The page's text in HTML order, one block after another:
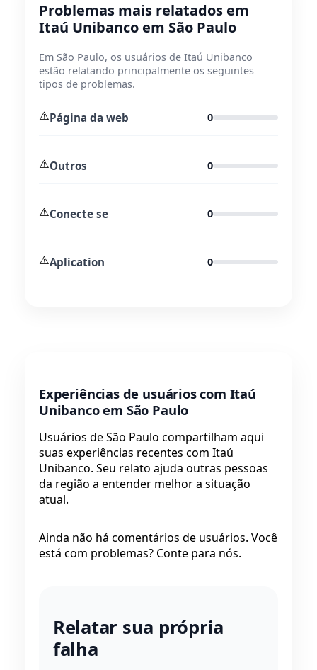
Problemas mais relatados em
Itaú Unibanco em São Paulo
Em São Paulo, os usuários de Itaú Unibanco
estão relatando principalmente os seguintes
tipos de problemas.
⚠️Página da web 0
⚠️Outros 0
⚠️Conecte se 0
⚠️Aplication 0
Experiências de usuários com Itaú
Unibanco em São Paulo
Usuários de São Paulo compartilham aqui
suas experiências recentes com Itaú
Unibanco. Seu relato ajuda outras pessoas
da região a entender melhor a situação
atual.
Ainda não há comentários de usuários. Você
está com problemas? Conte para nós.
Relatar sua própria
falha